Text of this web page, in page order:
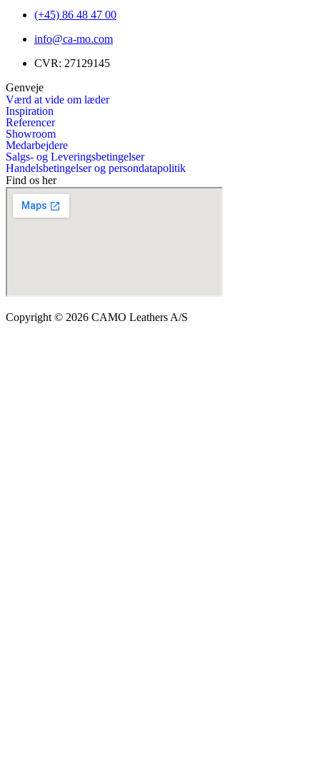
(+45) 86 48 47 00
info@ca-mo.com
CVR: 27129145
Genveje
Værd at vide om læder
Inspiration
Referencer
Showroom
Medarbejdere
Salgs- og Leveringsbetingelser
Handelsbetingelser og persondatapolitik
Find os her
Copyright © 2026 CAMO Leathers A/S